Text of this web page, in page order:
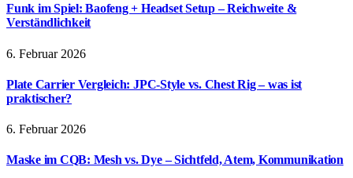
Funk im Spiel: Baofeng + Headset Setup – Reichweite &
Verständlichkeit
6. Februar 2026
Plate Carrier Vergleich: JPC-Style vs. Chest Rig – was ist
praktischer?
6. Februar 2026
Maske im CQB: Mesh vs. Dye – Sichtfeld, Atem, Kommunikation